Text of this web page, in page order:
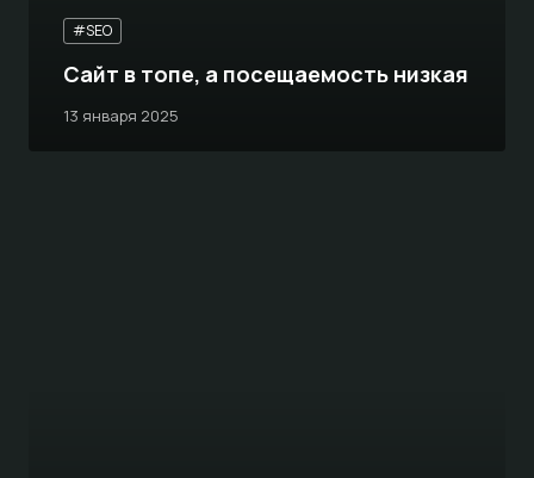
#SEO
13 января 2025
Сайт в топе, а посещаемость низкая